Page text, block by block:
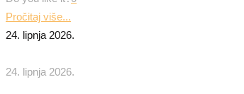
Pročitaj više...
24. lipnja 2026.
24. lipnja 2026.